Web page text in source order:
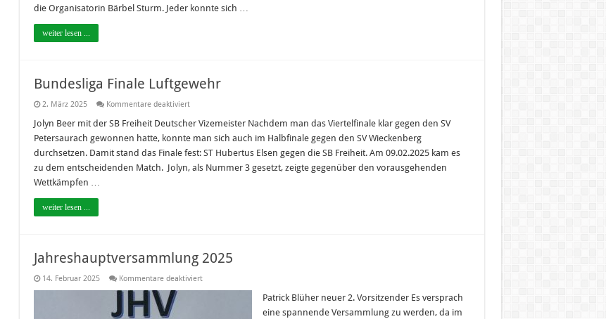
die Organisatorin Bärbel Sturm. Jeder konnte sich …
weiter lesen ...
Bundesliga Finale Luftgewehr
2. März 2025 Kommentare deaktiviertfür
Finale
Jolyn Beer mit der SB Freiheit Deutscher Vizemeister Nachdem man das Viertelfinale klar gegen den SV
Petersaurach gewonnen hatte, konnte man sich auch im Halbfinale gegen den SV Wieckenberg
durchsetzen. Damit stand das Finale fest: ST Hubertus Elsen gegen die SB Freiheit. Am 09.02.2025 kam es
zu dem entscheidenden Match. Jolyn, als Nummer 3 gesetzt, zeigte gegenüber den vorausgehenden
Wettkämpfen …
weiter lesen ...
Jahreshauptversammlung 2025
14. Februar 2025 Kommentare deaktiviertfür
Patrick Blüher neuer 2. Vorsitzender Es versprach
eine spannende Versammlung zu werden, da im